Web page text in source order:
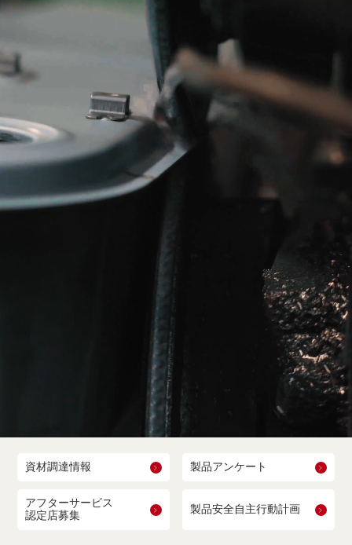
資材調達情報 製品アンケート
アフターサービス
認定店募集
製品安全自主行動計画